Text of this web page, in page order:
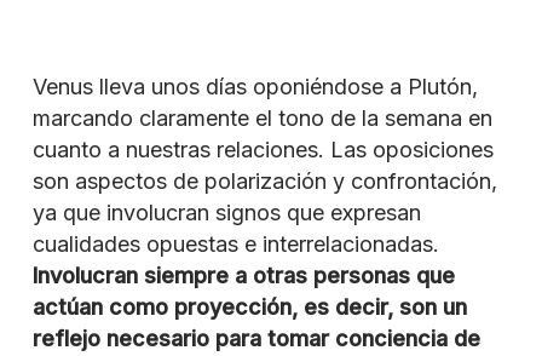
Venus lleva unos días oponiéndose a Plutón,
marcando claramente el tono de la semana en
cuanto a nuestras relaciones. Las oposiciones
son aspectos de polarización y confrontación,
ya que involucran signos que expresan
cualidades opuestas e interrelacionadas.
Involucran siempre a otras personas que
actúan como proyección, es decir, son un
reflejo necesario para tomar conciencia de